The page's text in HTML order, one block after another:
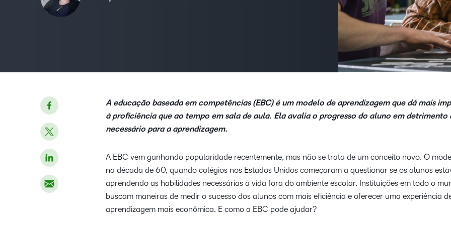
Saiba como
parcerias com
para desenvolver
soluções.
D2L Lumi Creator+
Performance+ Achievement+
Instituições de
Capacitação
Expanda sua
empresa de
capacitação e
concorrência.
de
A educação baseada em competências (EBC) é um modelo de aprendizagem que dá mais
à proficiência que ao tempo em sala de aula. Ela avalia o progresso do aluno em detrimento
necessário para a aprendizagem.
A EBC vem ganhando popularidade recentemente, mas não se trata de um conceito novo. O
na década de 60, quando colégios nos Estados Unidos começaram a questionar se os alunos
aprendendo as habilidades necessárias à vida fora do ambiente escolar. Instituições em todo o
buscam maneiras de medir o sucesso dos alunos com mais eficiência e oferecer uma experiência
aprendizagem mais econômica. E como a EBC pode ajudar?